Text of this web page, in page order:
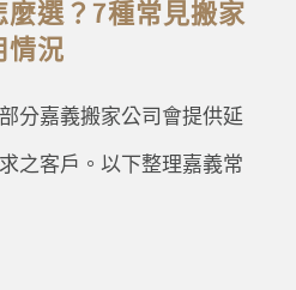
麼選？7種常見搬家
情況
分嘉義搬家公司會提供延
之客戶。以下整理嘉義常